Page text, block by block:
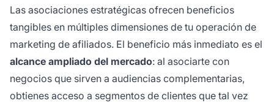
Las asociaciones estratégicas ofrecen beneficios
tangibles en múltiples dimensiones de tu operación de
marketing de afiliados. El beneficio más inmediato es el
alcance ampliado del mercado: al asociarte con
negocios que sirven a audiencias complementarias,
obtienes acceso a segmentos de clientes que tal vez